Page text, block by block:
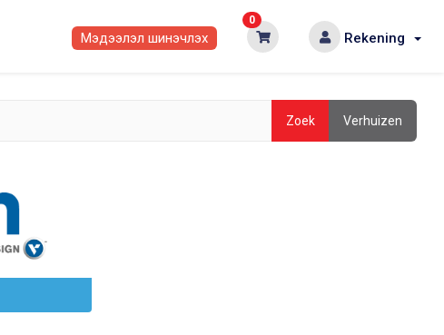
Мэдээлэл шинэчлэх
0
Rekening
Zoek Verhuizen